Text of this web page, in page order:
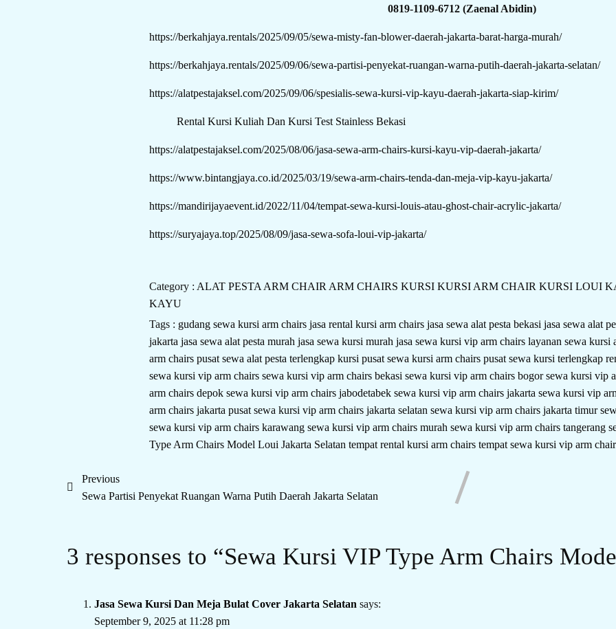
0819-1109-6712 (Zaenal Abidin)
https://berkahjaya.rentals/2025/09/05/sewa-misty-fan-blower-daerah-jakarta-barat-harga-murah/
https://berkahjaya.rentals/2025/09/06/sewa-partisi-penyekat-ruangan-warna-putih-daerah-jakarta-selatan/
https://alatpestajaksel.com/2025/09/06/spesialis-sewa-kursi-vip-kayu-daerah-jakarta-siap-kirim/
Rental Kursi Kuliah Dan Kursi Test Stainless Bekasi
https://alatpestajaksel.com/2025/08/06/jasa-sewa-arm-chairs-kursi-kayu-vip-daerah-jakarta/
https://www.bintangjaya.co.id/2025/03/19/sewa-arm-chairs-tenda-dan-meja-vip-kayu-jakarta/
https://mandirijayaevent.id/2022/11/04/tempat-sewa-kursi-louis-atau-ghost-chair-acrylic-jakarta/
https://suryajaya.top/2025/08/09/jasa-sewa-sofa-loui-vip-jakarta/
Category : ALAT PESTA ARM CHAIR ARM CHAIRSKURSIKURSI ARM CHAIRKURSI LOUI
KAYU
Tags : gudang sewa kursi arm chairsjasa rental kursi arm chairsjasa sewa alat pesta bekasijasa sewa alat
jakartajasa sewa alat pesta murahjasa sewa kursi murahjasa sewa kursi vip arm chairslayanan sewa kursi
arm chairspusat sewa alat pesta terlengkap kursipusat sewa kursi arm chairspusat sewa kursi terlengkap
sewa kursi vip arm chairssewa kursi vip arm chairs bekasisewa kursi vip arm chairs bogorsewa kursi vip
arm chairs depoksewa kursi vip arm chairs jabodetabeksewa kursi vip arm chairs jakartasewa kursi vip
arm chairs jakarta pusatsewa kursi vip arm chairs jakarta selatansewa kursi vip arm chairs jakarta timur
sewa kursi vip arm chairs karawangsewa kursi vip arm chairs murahsewa kursi vip arm chairs tangerang
Type Arm Chairs Model Loui Jakarta Selatantempat rental kursi arm chairstempat sewa kursi vip arm
Previous
Sewa Partisi Penyekat Ruangan Warna Putih Daerah Jakarta Selatan
3 responses to “Sewa Kursi VIP Type Arm Chairs
Jasa Sewa Kursi Dan Meja Bulat Cover Jakarta Selatan says:
September 9, 2025 at 11:28 pm